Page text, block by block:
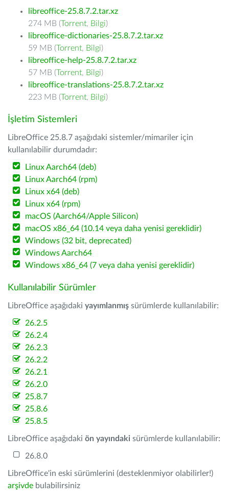
libreoffice-25.8.7.2.tar.xz
274 MB (Torrent, Bilgi)
libreoffice-dictionaries-25.8.7.2.tar.xz
59 MB (Torrent, Bilgi)
libreoffice-help-25.8.7.2.tar.xz
57 MB (Torrent, Bilgi)
libreoffice-translations-25.8.7.2.tar.xz
223 MB (Torrent, Bilgi)
İşletim Sistemleri
LibreOffice 25.8.7 aşağıdaki sistemler/mimariler için
kullanılabilir durumdadır:
Linux Aarch64 (deb)
Linux Aarch64 (rpm)
Linux x64 (deb)
Linux x64 (rpm)
macOS (Aarch64/Apple Silicon)
macOS x86_64 (10.14 veya daha yenisi gereklidir)
Windows (32 bit, deprecated)
Windows Aarch64
Windows x86_64 (7 veya daha yenisi gereklidir)
Kullanılabilir Sürümler
LibreOffice aşağıdaki yayımlanmış sürümlerde kullanılabilir:
26.2.5
26.2.4
26.2.3
26.2.2
26.2.1
26.2.0
25.8.7
25.8.6
25.8.5
LibreOffice aşağıdaki ön yayındaki sürümlerde kullanılabilir:
26.8.0
LibreOffice'in eski sürümlerini (desteklenmiyor olabilirler!)
arşivde bulabilirsiniz